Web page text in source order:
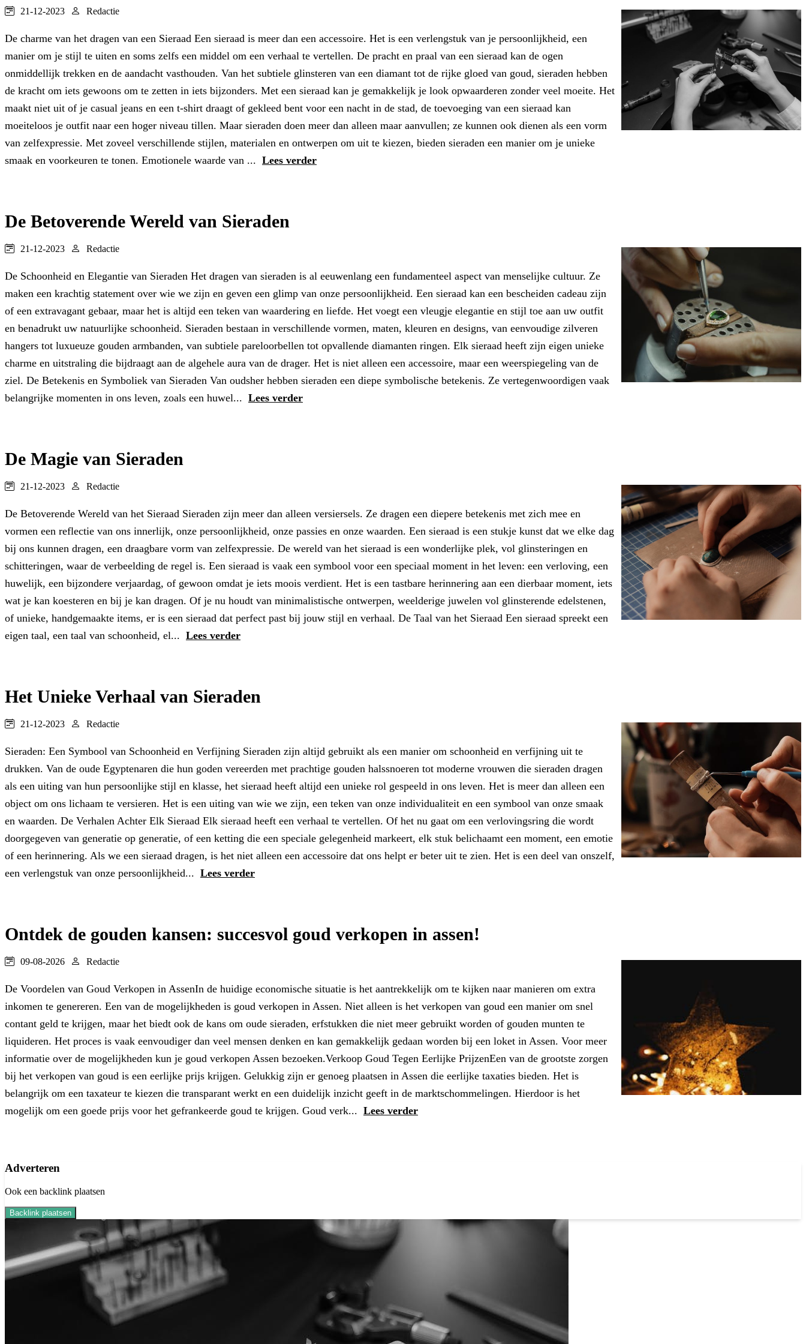
21-12-2023 Redactie
De charme van het dragen van een Sieraad Een sieraad is meer dan een accessoire. Het is een verlengstuk van je persoonlijkheid, een
manier om je stijl te uiten en soms zelfs een middel om een verhaal te vertellen. De pracht en praal van een sieraad kan de ogen
onmiddellijk trekken en de aandacht vasthouden. Van het subtiele glinsteren van een diamant tot de rijke gloed van goud, sieraden hebben
de kracht om iets gewoons om te zetten in iets bijzonders. Met een sieraad kan je gemakkelijk je look opwaarderen zonder veel moeite. Het
maakt niet uit of je casual jeans en een t-shirt draagt ​​of gekleed bent voor een nacht in de stad, de toevoeging van een sieraad kan
moeiteloos je outfit naar een hoger niveau tillen. Maar sieraden doen meer dan alleen maar aanvullen; ze kunnen ook dienen als een vorm
van zelfexpressie. Met zoveel verschillende stijlen, materialen en ontwerpen om uit te kiezen, bieden sieraden een manier om je unieke
smaak en voorkeuren te tonen. Emotionele waarde van ... Lees verder
De Betoverende Wereld van Sieraden
21-12-2023 Redactie
De Schoonheid en Elegantie van Sieraden Het dragen van sieraden is al eeuwenlang een fundamenteel aspect van menselijke cultuur. Ze
maken een krachtig statement over wie we zijn en geven een glimp van onze persoonlijkheid. Een sieraad kan een bescheiden cadeau zijn
of een extravagant gebaar, maar het is altijd een teken van waardering en liefde. Het voegt een vleugje elegantie en stijl toe aan uw outfit
en benadrukt uw natuurlijke schoonheid. Sieraden bestaan in verschillende vormen, maten, kleuren en designs, van eenvoudige zilveren
hangers tot luxueuze gouden armbanden, van subtiele pareloorbellen tot opvallende diamanten ringen. Elk sieraad heeft zijn eigen unieke
charme en uitstraling die bijdraagt aan de algehele aura van de drager. Het is niet alleen een accessoire, maar een weerspiegeling van de
ziel. De Betekenis en Symboliek van Sieraden Van oudsher hebben sieraden een diepe symbolische betekenis. Ze vertegenwoordigen vaak
belangrijke momenten in ons leven, zoals een huwel... Lees verder
De Magie van Sieraden
21-12-2023 Redactie
De Betoverende Wereld van het Sieraad Sieraden zijn meer dan alleen versiersels. Ze dragen een diepere betekenis met zich mee en
vormen een reflectie van ons innerlijk, onze persoonlijkheid, onze passies en onze waarden. Een sieraad is een stukje kunst dat we elke dag
bij ons kunnen dragen, een draagbare vorm van zelfexpressie. De wereld van het sieraad is een wonderlijke plek, vol glinsteringen en
schitteringen, waar de verbeelding de regel is. Een sieraad is vaak een symbool voor een speciaal moment in het leven: een verloving, een
huwelijk, een bijzondere verjaardag, of gewoon omdat je iets moois verdient. Het is een tastbare herinnering aan een dierbaar moment, iets
wat je kan koesteren en bij je kan dragen. Of je nu houdt van minimalistische ontwerpen, weelderige juwelen vol glinsterende edelstenen,
of unieke, handgemaakte items, er is een sieraad dat perfect past bij jouw stijl en verhaal. De Taal van het Sieraad Een sieraad spreekt een
eigen taal, een taal van schoonheid, el... Lees verder
Het Unieke Verhaal van Sieraden
21-12-2023 Redactie
Sieraden: Een Symbool van Schoonheid en Verfijning Sieraden zijn altijd gebruikt als een manier om schoonheid en verfijning uit te
drukken. Van de oude Egyptenaren die hun goden vereerden met prachtige gouden halssnoeren tot moderne vrouwen die sieraden dragen
als een uiting van hun persoonlijke stijl en klasse, het sieraad heeft altijd een unieke rol gespeeld in ons leven. Het is meer dan alleen een
object om ons lichaam te versieren. Het is een uiting van wie we zijn, een teken van onze individualiteit en een symbool van onze smaak
en waarden. De Verhalen Achter Elk Sieraad Elk sieraad heeft een verhaal te vertellen. Of het nu gaat om een verlovingsring die wordt
doorgegeven van generatie op generatie, of een ketting die een speciale gelegenheid markeert, elk stuk belichaamt een moment, een emotie
of een herinnering. Als we een sieraad dragen, is het niet alleen een accessoire dat ons helpt er beter uit te zien. Het is een deel van onszelf,
een verlengstuk van onze persoonlijkheid... Lees verder
Ontdek de gouden kansen: succesvol goud verkopen in assen!
09-08-2026 Redactie
De Voordelen van Goud Verkopen in AssenIn de huidige economische situatie is het aantrekkelijk om te kijken naar manieren om extra
inkomen te genereren. Een van de mogelijkheden is goud verkopen in Assen. Niet alleen is het verkopen van goud een manier om snel
contant geld te krijgen, maar het biedt ook de kans om oude sieraden, erfstukken die niet meer gebruikt worden of gouden munten te
liquideren. Het proces is vaak eenvoudiger dan veel mensen denken en kan gemakkelijk gedaan worden bij een loket in Assen. Voor meer
informatie over de mogelijkheden kun je goud verkopen Assen bezoeken.Verkoop Goud Tegen Eerlijke PrijzenEen van de grootste zorgen
bij het verkopen van goud is een eerlijke prijs krijgen. Gelukkig zijn er genoeg plaatsen in Assen die eerlijke taxaties bieden. Het is
belangrijk om een taxateur te kiezen die transparant werkt en een duidelijk inzicht geeft in de marktschommelingen. Hierdoor is het
mogelijk om een goede prijs voor het gefrankeerde goud te krijgen. Goud verk... Lees verder
Adverteren
Ook een backlink plaatsen
Backlink plaatsen